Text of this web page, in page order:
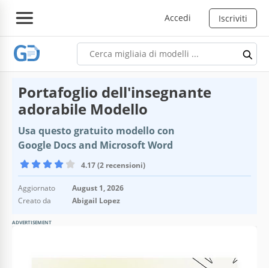
Accedi Iscriviti
Portafoglio dell'insegnante
adorabile Modello
Usa questo gratuito modello con
Google Docs and Microsoft Word
4.17 (2 recensioni)
Aggiornato
August 1, 2026
Creato da
Abigail Lopez
ADVERTISEMENT